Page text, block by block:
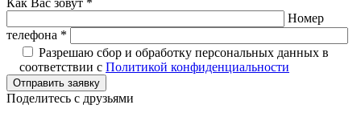
Номер
телефона *
Разрешаю сбор и обработку персональных данных в
соответствии с Политикой конфиденциальности
Отправить заявку
Поделитесь с друзьями